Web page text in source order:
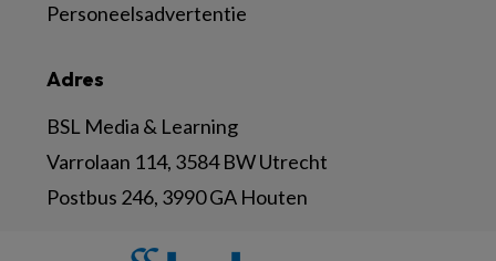
Adres
BSL Media & Learning
Varrolaan 114, 3584 BW Utrecht
Postbus 246, 3990 GA Houten
Personeelsadvertentie